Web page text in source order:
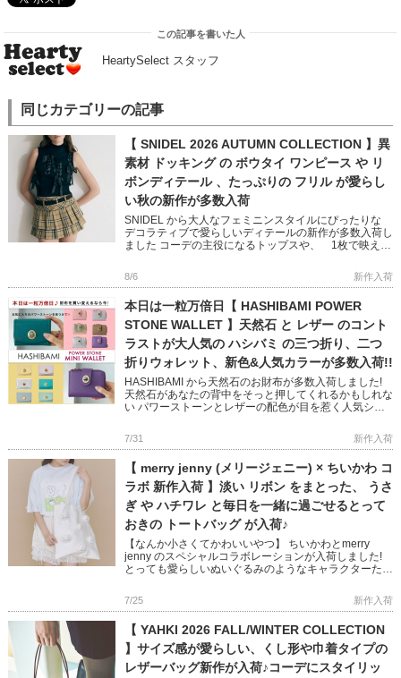
この記事を書いた人
HeartySelect スタッフ
同じカテゴリーの記事
【 SNIDEL 2026 AUTUMN COLLECTION 】異
素材 ドッキング の ボウタイ ワンピース や リ
ボンディテール 、たっぷりの フリル が愛らし
い秋の新作が多数入荷
SNIDEL から大人なフェミニンスタイルにぴったりな
デコラティブで愛らしいディテールの新作が多数入荷し
ました コーデの主役になるトップスや、 1枚で映える
8/6 新作入荷
本日は一粒万倍日【 HASHIBAMI POWER
STONE WALLET 】天然石 と レザー のコント
ラストが大人気の ハシバミ の三つ折り、二つ
折りウォレット、新色&人気カラーが多数入荷!!
HASHIBAMI から天然石のお財布が多数入荷しました!
天然石があなたの背中をそっと押してくれるかもしれな
い パワーストーンとレザーの配色が目を惹く人気シリ
7/31 新作入荷
【 merry jenny (メリージェニー) × ちいかわ コ
ラボ 新作入荷 】淡い リボン をまとった、 うさ
ぎ や ハチワレ と毎日を一緒に過ごせるとって
おきの トートバッグ が入荷♪
【なんか小さくてかわいいやつ】 ちいかわとmerry
jenny のスペシャルコラボレーションが入荷しました!
とっても愛らしいぬいぐるみのようなキャラクターたく
のしく […]
7/25 新作入荷
【 YAHKI 2026 FALL/WINTER COLLECTION
】サイズ感が愛らしい、くし形や巾着タイプの
レザーバッグ新作が入荷♪コーデにスタイリッ